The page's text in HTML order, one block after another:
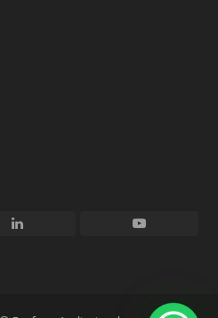
LinkedIn Youtube